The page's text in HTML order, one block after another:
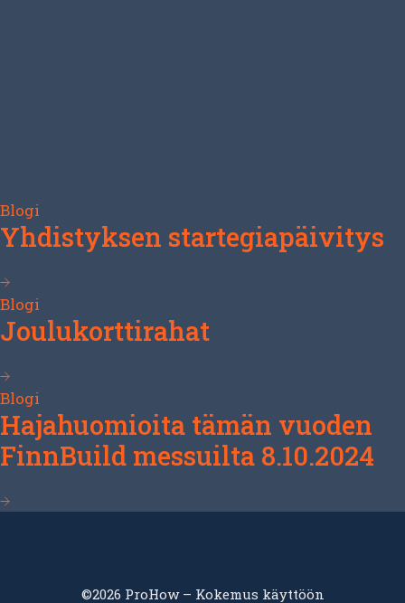
Blogi
Yhdistyksen startegiapäivitys
Blogi
Joulukorttirahat
Blogi
Hajahuomioita tämän vuoden
FinnBuild messuilta 8.10.2024
©2026 ProHow – Kokemus käyttöön